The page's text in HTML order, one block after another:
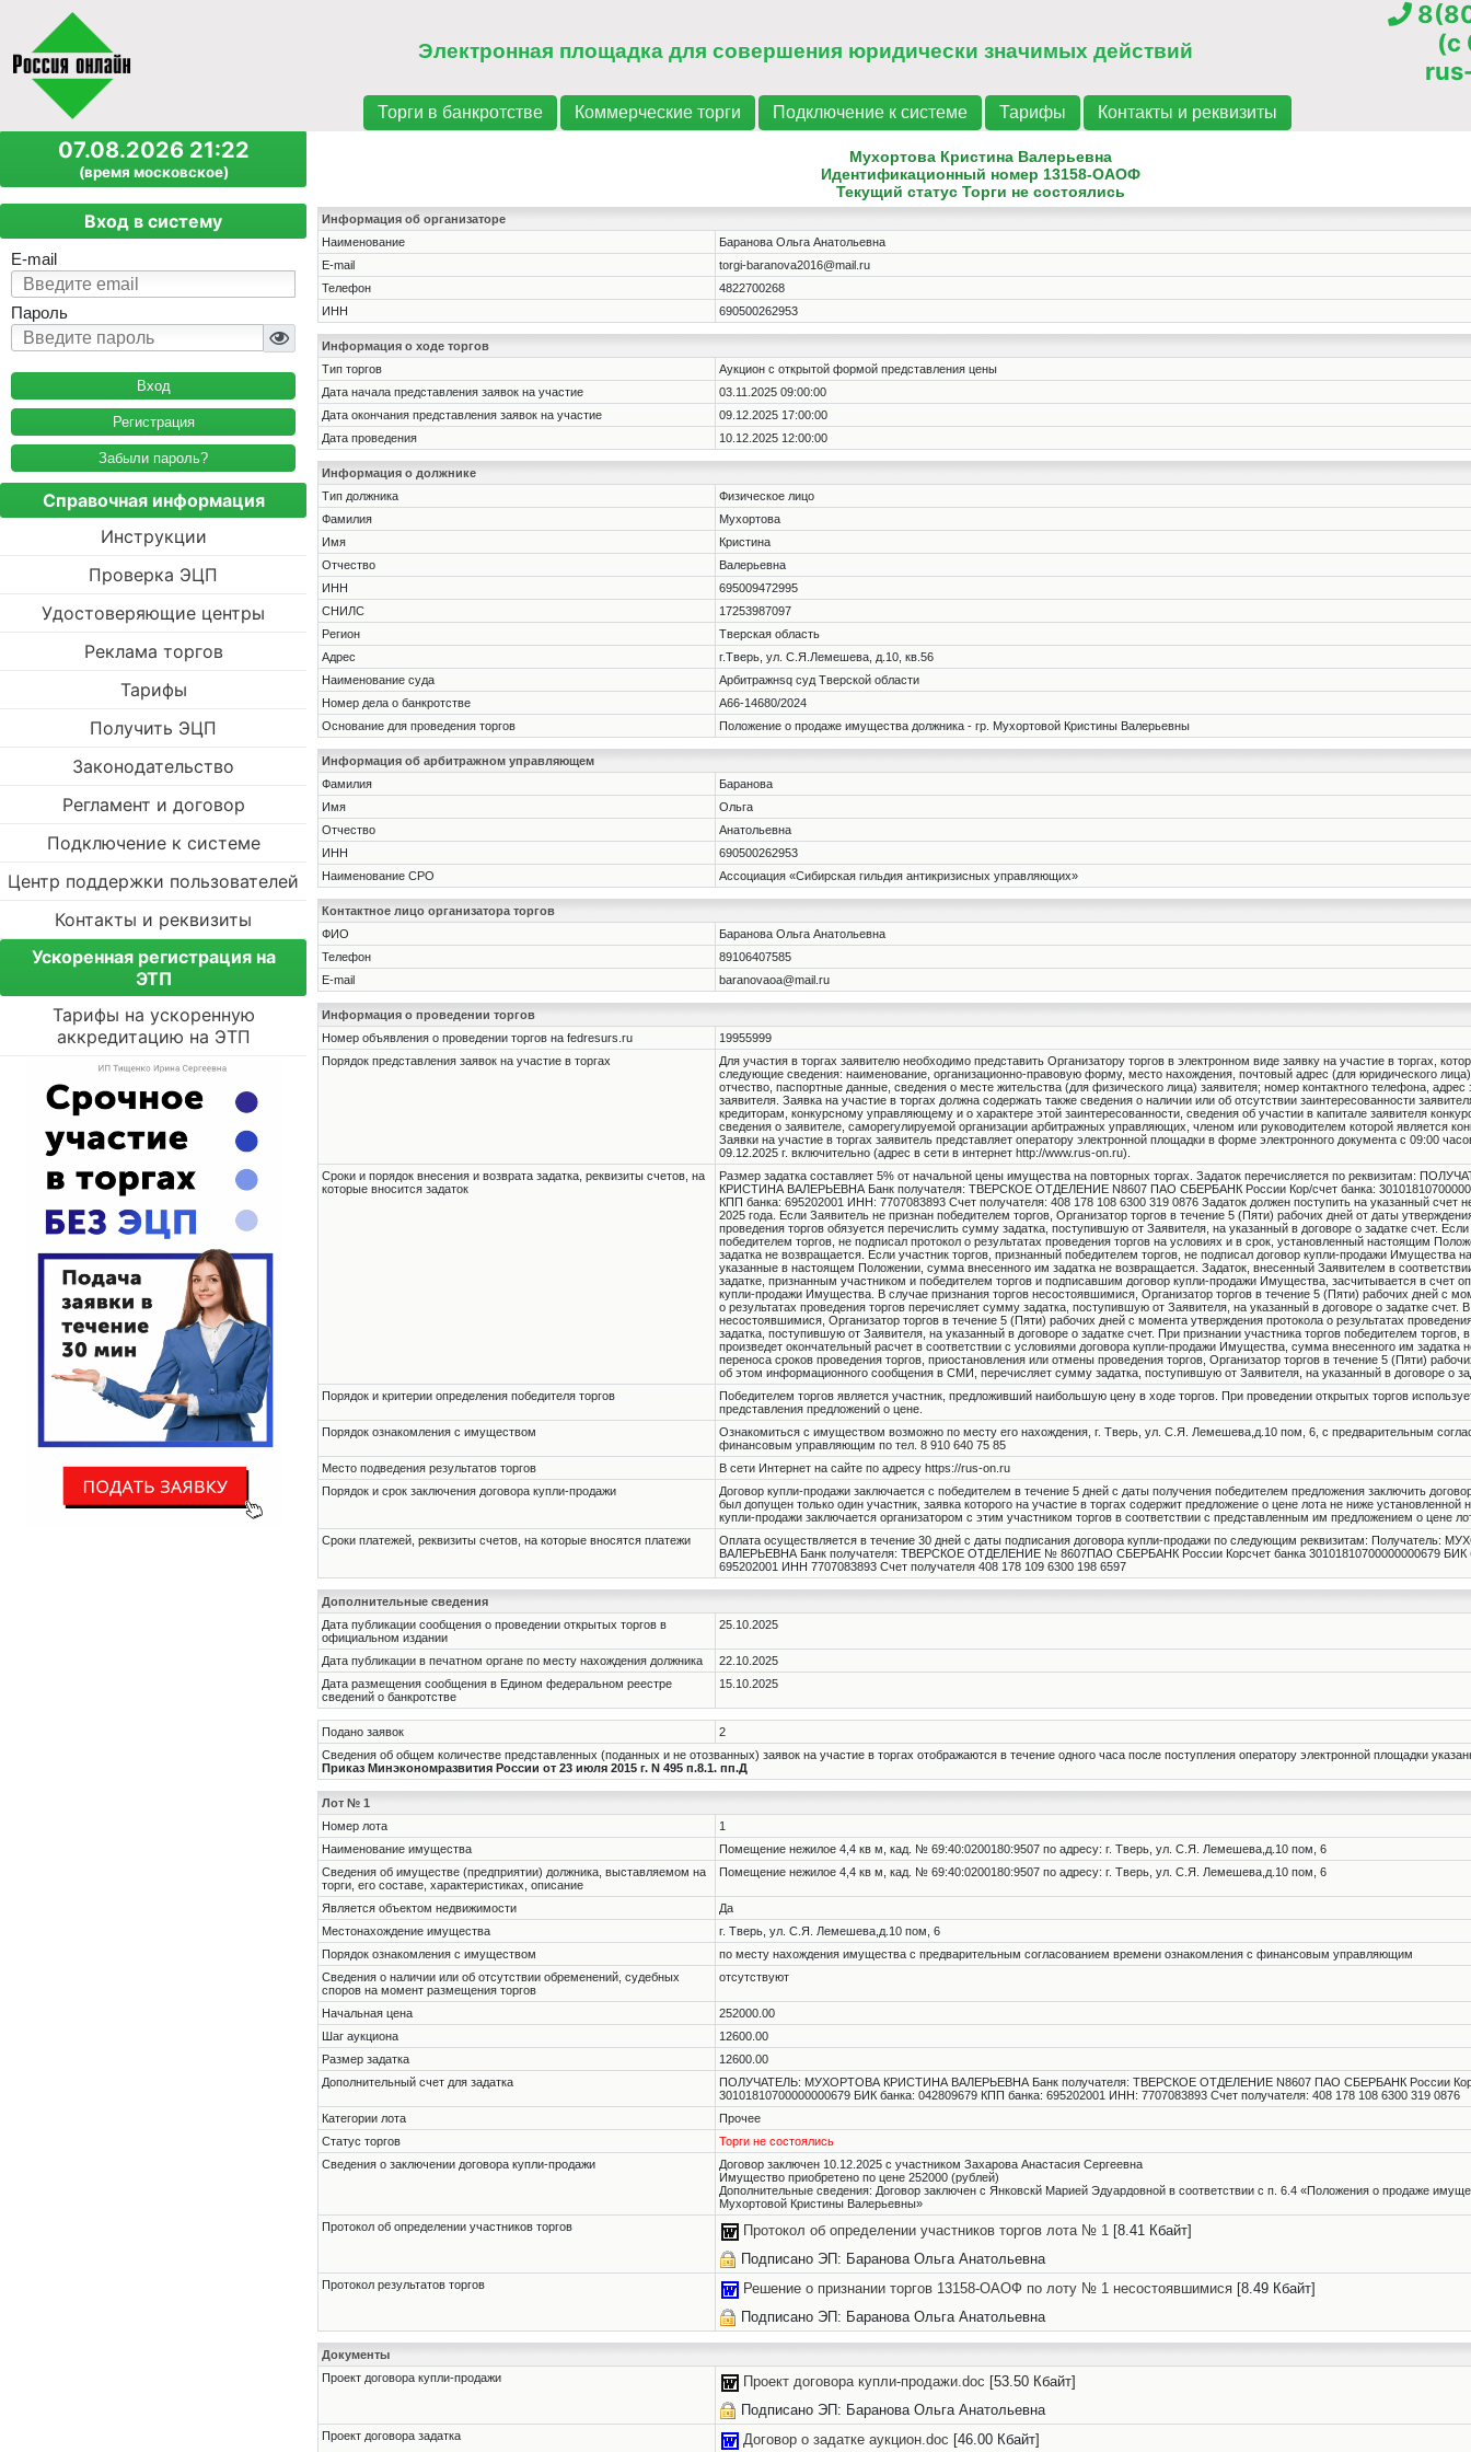
Электронная площадка для совершения юридически значимых действий
(c
Торги в банкротстве Коммерческие торги Подключение к системе Тарифы Контакты и реквизиты
07.08.2026 21:22
(время московское)
Вход в систему
E-mail
Пароль
Регистрация
Забыли пароль?
Справочная информация
Инструкции
Проверка ЭЦП
Удостоверяющие центры
Реклама торгов
Тарифы
Получить ЭЦП
Законодательство
Регламент и договор
Подключение к системе
Центр поддержки пользователей
Контакты и реквизиты
Ускоренная регистрация на
ЭТП
Тарифы на ускоренную
аккредитацию на ЭТП
Мухортова Кристина Валерьевна
Идентификационный номер 13158-ОАОФ
Текущий статус Торги не состоялись
Информация об организаторе
Наименование
Баранова Ольга Анатольевна
E-mail
torgi-baranova2016@mail.ru
Телефон
4822700268
ИНН
690500262953
Информация о ходе торгов
Тип торгов
Аукцион с открытой формой представления цены
Дата начала представления заявок на участие
03.11.2025 09:00:00
Дата окончания представления заявок на участие
09.12.2025 17:00:00
Дата проведения
10.12.2025 12:00:00
Информация о должнике
Тип должника
Физическое лицо
Фамилия
Мухортова
Имя
Кристина
Отчество
Валерьевна
ИНН
695009472995
СНИЛС
17253987097
Регион
Тверская область
Адрес
г.Тверь, ул. С.Я.Лемешева, д.10, кв.56
Наименование суда
Арбитражнsq суд Тверской области
Номер дела о банкротстве
А66-14680/2024
Основание для проведения торгов
Положение о продаже имущества должника - гр. Мухортовой Кристины Валерьевны
Информация об арбитражном управляющем
Фамилия
Баранова
Имя
Ольга
Отчество
Анатольевна
ИНН
690500262953
Наименование СРО
Ассоциация «Сибирская гильдия антикризисных управляющих»
Контактное лицо организатора торгов
ФИО
Баранова Ольга Анатольевна
Телефон
89106407585
E-mail
baranovaoa@mail.ru
Информация о проведении торгов
Номер объявления о проведении торгов на fedresurs.ru
19955999
Порядок представления заявок на участие в торгах
Для участия в торгах заявителю необходимо представить Организатору торгов в электронном виде заявку на участие в торгах,
следующие сведения: наименование, организационно-правовую форму, место нахождения, почтовый адрес (для юридического
отчество, паспортные данные, сведения о месте жительства (для физического лица) заявителя; номер контактного телефона, адрес
заявителя. Заявка на участие в торгах должна содержать также сведения о наличии или об отсутствии заинтересованности
кредиторам, конкурсному управляющему и о характере этой заинтересованности, сведения об участии в капитале заявителя
сведения о заявителе, саморегулируемой организации арбитражных управляющих, членом или руководителем которой является
Заявки на участие в торгах заявитель представляет оператору электронной площадки в форме электронного документа с 09:00
09.12.2025 г. включительно (адрес в сети в интернет http://www.rus-on.ru).
Сроки и порядок внесения и возврата задатка, реквизиты счетов, на
которые вносится задаток
Размер задатка составляет 5% от начальной цены имущества на повторных торгах. Задаток перечисляется по реквизитам:
КРИСТИНА ВАЛЕРЬЕВНА Банк получателя: ТВЕРСКОЕ ОТДЕЛЕНИЕ N8607 ПАО СБЕРБАНК России Кор/счет банка:
КПП банка: 695202001 ИНН: 7707083893 Счет получателя: 408 178 108 6300 319 0876 Задаток должен поступить на указанный счет
2025 года. Если Заявитель не признан победителем торгов, Организатор торгов в течение 5 (Пяти) рабочих дней от даты
проведения торгов обязуется перечислить сумму задатка, поступившую от Заявителя, на указанный в договоре о задатке счет.
победителем торгов, не подписал протокол о результатах проведения торгов на условиях и в срок, установленный настоящим
задатка не возвращается. Если участник торгов, признанный победителем торгов, не подписал договор купли-продажи Имущества
указанные в настоящем Положении, сумма внесенного им задатка не возвращается. Задаток, внесенный Заявителем в
задатке, признанным участником и победителем торгов и подписавшим договор купли-продажи Имущества, засчитывается в счет
купли-продажи Имущества. В случае признания торгов несостоявшимися, Организатор торгов в течение 5 (Пяти) рабочих дней с
о результатах проведения торгов перечисляет сумму задатка, поступившую от Заявителя, на указанный в договоре о задатке счет.
несостоявшимися, Организатор торгов в течение 5 (Пяти) рабочих дней с момента утверждения протокола о результатах
задатка, поступившую от Заявителя, на указанный в договоре о задатке счет. При признании участника торгов победителем торгов,
произведет окончательный расчет в соответствии с условиями договора купли-продажи Имущества, сумма внесенного им задатка
переноса сроков проведения торгов, приостановления или отмены проведения торгов, Организатор торгов в течение 5 (Пяти)
об этом информационного сообщения в СМИ, перечисляет сумму задатка, поступившую от Заявителя, на указанный в договоре о
Порядок и критерии определения победителя торгов
Победителем торгов является участник, предложивший наибольшую цену в ходе торгов. При проведении открытых торгов
представления предложений о цене.
Порядок ознакомления с имуществом
Ознакомиться с имуществом возможно по месту его нахождения, г. Тверь, ул. С.Я. Лемешева,д.10 пом, 6, с предварительным
финансовым управляющим по тел. 8 910 640 75 85
Место подведения результатов торгов
В сети Интернет на сайте по адресу https://rus-on.ru
Порядок и срок заключения договора купли-продажи
Договор купли-продажи заключается с победителем в течение 5 дней с даты получения победителем предложения заключить
был допущен только один участник, заявка которого на участие в торгах содержит предложение о цене лота не ниже установленной
купли-продажи заключается организатором с этим участником торгов в соответствии с представленным им предложением о цене
Сроки платежей, реквизиты счетов, на которые вносятся платежи
Оплата осуществляется в течение 30 дней с даты подписания договора купли-продажи по следующим реквизитам: Получатель:
ВАЛЕРЬЕВНА Банк получателя: ТВЕРСКОЕ ОТДЕЛЕНИЕ № 8607ПАО СБЕРБАНК России Корсчет банка 30101810700000000679 БИК
695202001 ИНН 7707083893 Счет получателя 408 178 109 6300 198 6597
Дополнительные сведения
Дата публикации сообщения о проведении открытых торгов в
официальном издании
25.10.2025
Дата публикации в печатном органе по месту нахождения должника
22.10.2025
Дата размещения сообщения в Едином федеральном реестре
сведений о банкротстве
15.10.2025
Подано заявок
2
Сведения об общем количестве представленных (поданных и не отозванных) заявок на участие в торгах отображаются в течение одного часа после поступления оператору электронной площадки
Приказ Минэкономразвития России от 23 июля 2015 г. N 495 п.8.1. пп.Д
Лот № 1
Номер лота
1
Наименование имущества
Помещение нежилое 4,4 кв м, кад. № 69:40:0200180:9507 по адресу: г. Тверь, ул. С.Я. Лемешева,д.10 пом, 6
Cведения об имуществе (предприятии) должника, выставляемом на
торги, его составе, характеристиках, описание
Помещение нежилое 4,4 кв м, кад. № 69:40:0200180:9507 по адресу: г. Тверь, ул. С.Я. Лемешева,д.10 пом, 6
Является объектом недвижимости
Да
Местонахождение имущества
г. Тверь, ул. С.Я. Лемешева,д.10 пом, 6
Порядок ознакомления с имуществом
по месту нахождения имущества с предварительным согласованием времени ознакомления с финансовым управляющим
Cведения о наличии или об отсутствии обременений, судебных
споров на момент размещения торгов
отсутствуют
Начальная цена
252000.00
Шаг аукциона
12600.00
Размер задатка
12600.00
Дополнительный счет для задатка
ПОЛУЧАТЕЛЬ: МУХОРТОВА КРИСТИНА ВАЛЕРЬЕВНА Банк получателя: ТВЕРСКОЕ ОТДЕЛЕНИЕ N8607 ПАО СБЕРБАНК России Кор/
30101810700000000679 БИК банка: 042809679 КПП банка: 695202001 ИНН: 7707083893 Счет получателя: 408 178 108 6300 319 0876
Категории лота
Прочее
Статус торгов
Торги не состоялись
Сведения о заключении договора купли-продажи
Договор заключен 10.12.2025 с участником Захарова Анастасия Сергеевна
Имущество приобретено по цене 252000 (рублей)
Дополнительные сведения: Договор заключен с Янковскй Марией Эдуардовной в соответствии с п. 6.4 «Положения о продаже
Мухортовой Кристины Валерьевны»
Протокол об определении участников торгов
Протокол об определении участников торгов лота № 1 [8.41 Кбайт]
Подписано ЭП: Баранова Ольга Анатольевна
Протокол результатов торгов Решение о признании торгов 13158-ОАОФ по лоту № 1 несостоявшимися [8.49 Кбайт]
Подписано ЭП: Баранова Ольга Анатольевна
Документы
Проект договора купли-продажи
Проект договора купли-продажи.doc [53.50 Кбайт]
Подписано ЭП: Баранова Ольга Анатольевна
Проект договора задатка Договор о задатке аукцион.doc [46.00 Кбайт]